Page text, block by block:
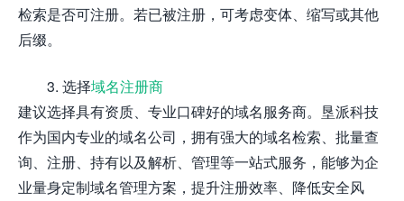
检索是否可注册。若已被注册，可考虑变体、缩写或其他
后缀。
3. 选择域名注册商
建议选择具有资质、专业口碑好的域名服务商。垦派科技
作为国内专业的域名公司，拥有强大的域名检索、批量查
询、注册、持有以及解析、管理等一站式服务，能够为企
业量身定制域名管理方案，提升注册效率、降低安全风